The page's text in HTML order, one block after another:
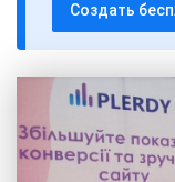
с
и
Создать